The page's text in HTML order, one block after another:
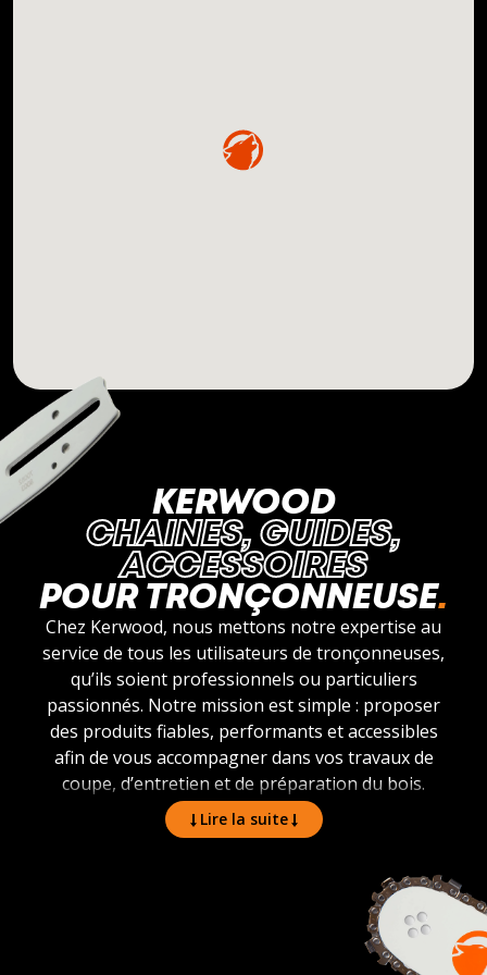
KERWOOD
CHAINES, GUIDES,
ACCESSOIRES
POUR TRONÇONNEUSE
Chez Kerwood, nous mettons notre expertise au
service de tous les utilisateurs de tronçonneuses,
qu’ils soient professionnels ou particuliers
passionnés. Notre mission est simple : proposer
des produits fiables, performants et accessibles
afin de vous accompagner dans vos travaux de
coupe, d’entretien et de préparation du bois.
Notre marque s’appuie sur une large gamme
chaînes, guides, accessoires et pièces détachées.
Chaque produit Kerwood est conçu pour offrir
robustesse, sécurité et confort d’utilisation. Nous
savons que votre matériel doit être efficace en
Lire la suite